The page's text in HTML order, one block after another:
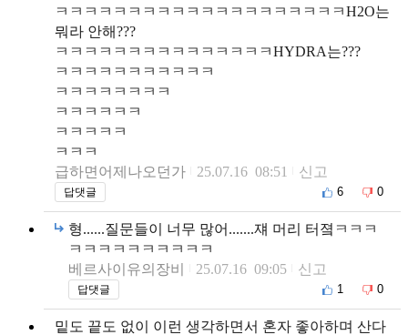
ㅋㅋㅋㅋㅋㅋㅋㅋㅋㅋㅋㅋㅋㅋㅋㅋㅋㅋㅋㅋH2O는
뭐라 안해???
ㅋㅋㅋㅋㅋㅋㅋㅋㅋㅋㅋㅋㅋㅋㅋHYDRA는???
ㅋㅋㅋㅋㅋㅋㅋㅋㅋㅋㅋ
ㅋㅋㅋㅋㅋㅋㅋㅋ
ㅋㅋㅋㅋㅋㅋ
ㅋㅋㅋㅋㅋ
ㅋㅋㅋ
급하면어제나오던가
25.07.16 08:51 신고
답댓글 6 0
형......질문들이 너무 많어.......쟤 머리 터졐ㅋㅋㅋ
ㅋㅋㅋㅋㅋㅋㅋㅋㅋㅋ
베르사이유의장비
25.07.16 09:05 신고
답댓글 1 0
밑도 끝도 없이 이런 생각하면서 혼자 좋아하며 산다